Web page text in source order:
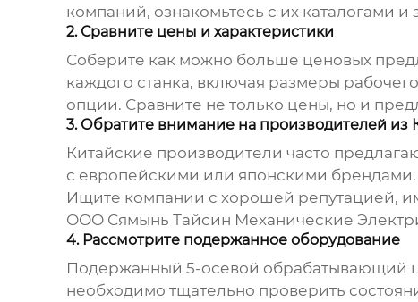
компаний, ознакомьтесь с их каталогами
2. Сравните цены и характеристики
Соберите как можно больше ценовых
каждого станка, включая размеры
опции. Сравните не только цены, но и
3. Обратите внимание на производителей из
Китайские производители часто
с европейскими или японскими брендами.
Ищите компании с хорошей репутацией,
ООО Сямынь Тайсин Механические
4. Рассмотрите подержанное оборудование
Подержанный 5-осевой обрабатывающий
необходимо тщательно проверить